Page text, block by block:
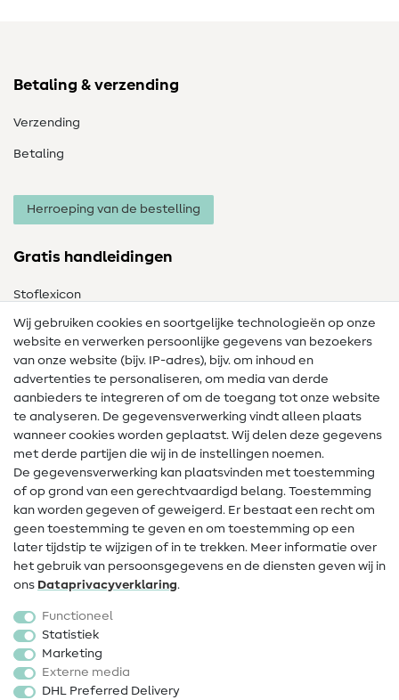
Betaling & verzending
Verzending
Betaling
Herroeping van de bestelling
Gratis handleidingen
Stoflexicon
Naailexicon
Gratis Naaipatronen
Hulp & contact
Contact
Wijziging van eigenaar
FAQ
Herroepingsrecht
Populair
Fournituren
Sale
Wij gebruiken cookies en soortgelijke technologieën op onze
website en verwerken persoonlijke gegevens van bezoekers
van onze website (bijv. IP-adres), bijv. om inhoud en
advertenties te personaliseren, om media van derde
aanbieders te integreren of om de toegang tot onze website
te analyseren. De gegevensverwerking vindt alleen plaats
wanneer cookies worden geplaatst. Wij delen deze gegevens
met derde partijen die wij in de instellingen noemen.
De gegevensverwerking kan plaatsvinden met toestemming
of op grond van een gerechtvaardigd belang. Toestemming
kan worden gegeven of geweigerd. Er bestaat een recht om
geen toestemming te geven en om toestemming op een
later tijdstip te wijzigen of in te trekken. Meer informatie over
het gebruik van persoonsgegevens en de diensten geven wij in
ons Data­privacy­verklaring.
Functioneel
Statistiek
Marketing
Externe media
DHL Preferred Delivery